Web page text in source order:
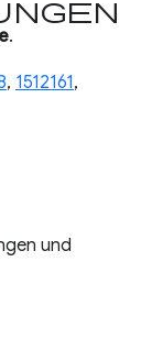
.
, 1512161,
und